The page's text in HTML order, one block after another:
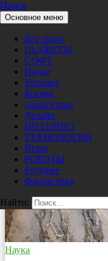
Перейти к содержимому
Pro/Hi-Tech
Поиск
Основное меню
Все сразу
ГАДЖЕТЫ
СОФТ
Наука
Техника
Космос
Энергетика
Дизайн
ИНТЕРНЕТ
ТЕХНОЛОГИИ
Игры
РОБОТЫ
Будущее
Фантастика
Найти:
Наука